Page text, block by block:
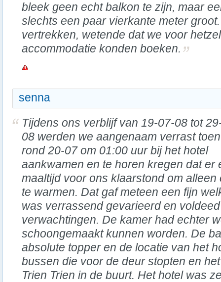
bleek geen echt balkon te zijn, maar
slechts een paar vierkante meter
vertrekken, wetende dat we voor
accommodatie konden boeken.
senna
Tijdens ons verblijf van 19-07-08 tot
08 werden we aangenaam verrast
rond 20-07 om 01:00 uur bij het hotel
aankwamen en te horen kregen dat er
maaltijd voor ons klaarstond om alleen
te warmen. Dat gaf meteen een fijn
was verrassend gevarieerd en
verwachtingen. De kamer had echter
schoongemaakt kunnen worden. De
absolute topper en de locatie van het
bussen die voor de deur stopten en
Trien Trien in de buurt. Het hotel was